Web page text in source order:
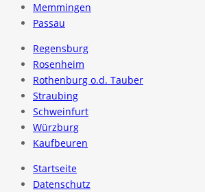
Memmingen
Passau
Regensburg
Rosenheim
Rothenburg o.d. Tauber
Straubing
Schweinfurt
Würzburg
Kaufbeuren
Startseite
Datenschutz